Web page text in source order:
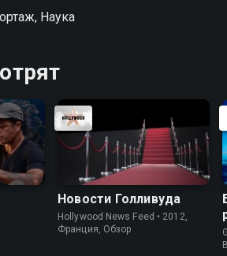
Наука
Новости Голливуда
Hollywood News Feed • 2012,
Франция, Обзор